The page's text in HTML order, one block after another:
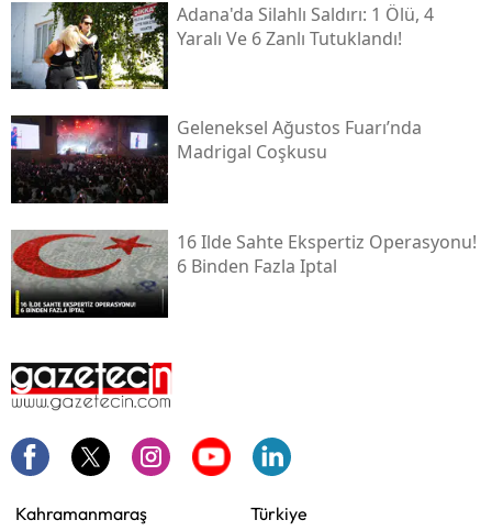
Adana'da Silahlı Saldırı: 1 Ölü, 4
Yaralı Ve 6 Zanlı Tutuklandı!
Geleneksel Ağustos Fuarı’nda
Madrigal Coşkusu
16 Ilde Sahte Ekspertiz Operasyonu!
6 Binden Fazla Iptal
Kahramanmaraş
Türkiye